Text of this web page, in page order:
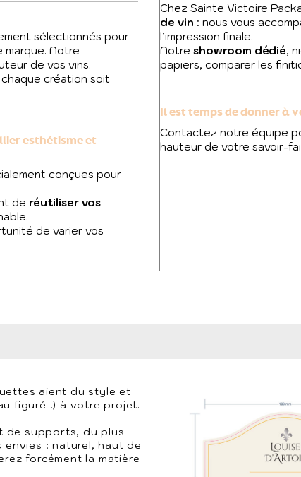
sélectionnés pour
marque. Notre
de vos vins.
création soit
esthétisme et
conçues pour
de réutiliser vos
de varier vos
Chez Sainte Victoire
de vin : nous vous
l’impression finale.
Notre showroom dédié,
papiers, comparer les
Il est temps de donner à
Contactez notre équipe
hauteur de votre savoir-
aient du style et
figuré !) à votre projet.
de supports, du plus
: naturel, haut de
forcément la matière